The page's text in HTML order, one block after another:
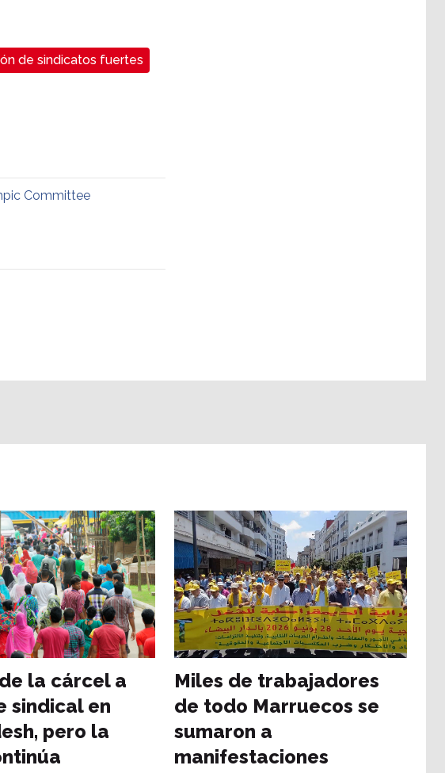
de sindicatos fuertes
Committee
la cárcel a
sindical en
pero la
Miles de trabajadores
de todo Marruecos se
sumaron a
manifestaciones